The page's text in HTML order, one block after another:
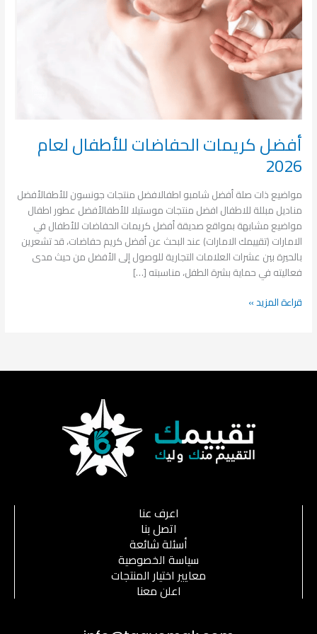
أفضل كريمات الحفاضات للأطفال لعام
2026
مواضيع ذات صلة أفضل شامبو اطفالافضل منتجات جونسون للأطفالأفضل
مناديل مبللة للاطفال افضل منتجات موستيلا للأطفالأفضل عطور اطفال
مواضيع مشابهة بمواقع صديقة أفضل كريمات الحفاضات للأطفال في
الامارات (تقييمك الامارات) عند البحث عن أفضل كريم حفاضات، قد تشعرين
بالحيرة بين عشرات العلامات التجارية للوصول إلى الأفضل من حيث مدى
فعاليته في حماية بشرة الطفل، مناسبته […]
2026
قراءة المزيد »
اعرف عنا
اتصل بنا
أسئلة شائعة
سياسة الخصوصية
معايير اختيار المنتجات
اعلن معنا